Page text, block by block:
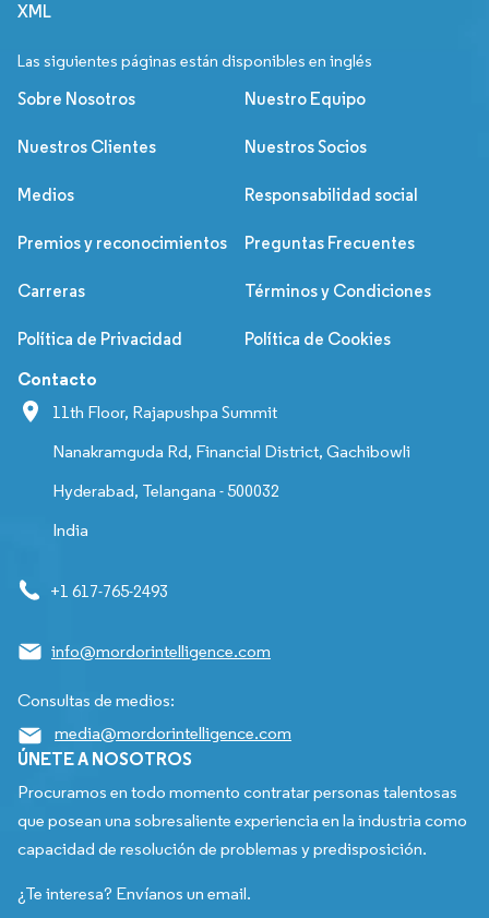
XML
Las siguientes páginas están disponibles en inglés
Sobre Nosotros Nuestro Equipo
Nuestros Clientes Nuestros Socios
Medios Responsabilidad social
Premios y reconocimientos Preguntas Frecuentes
Carreras Términos y Condiciones
Política de Privacidad Política de Cookies
Contacto
11th Floor, Rajapushpa Summit
Nanakramguda Rd, Financial District, Gachibowli
Hyderabad, Telangana - 500032
India
+1 617-765-2493
info@mordorintelligence.com
Consultas de medios:
media@mordorintelligence.com
ÚNETE A NOSOTROS
Procuramos en todo momento contratar personas talentosas
que posean una sobresaliente experiencia en la industria como
capacidad de resolución de problemas y predisposición.
¿Te interesa? Envíanos un email.